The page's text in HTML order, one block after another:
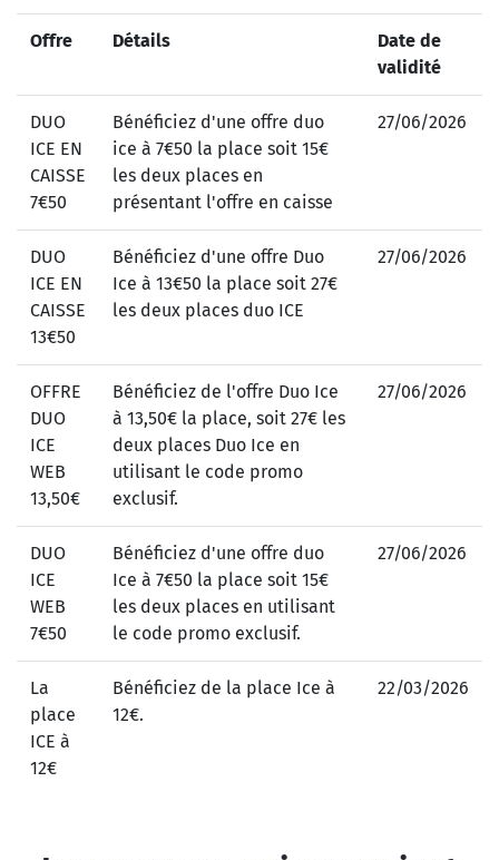
Offre Détails
Date de
validité
DUO
ICE EN
CAISSE
7€50
Bénéficiez d'une offre duo
ice à 7€50 la place soit 15€
les deux places en
présentant l'offre en caisse
27/06/2026
DUO
ICE EN
CAISSE
13€50
Bénéficiez d'une offre Duo
Ice à 13€50 la place soit 27€
les deux places duo ICE
27/06/2026
OFFRE
DUO
ICE
WEB
13,50€
Bénéficiez de l'offre Duo Ice
à 13,50€ la place, soit 27€ les
deux places Duo Ice en
utilisant le code promo
exclusif.
27/06/2026
DUO
ICE
WEB
7€50
Bénéficiez d'une offre duo
Ice à 7€50 la place soit 15€
les deux places en utilisant
le code promo exclusif.
27/06/2026
La
place
ICE à
12€
Bénéficiez de la place Ice à
12€.
22/03/2026